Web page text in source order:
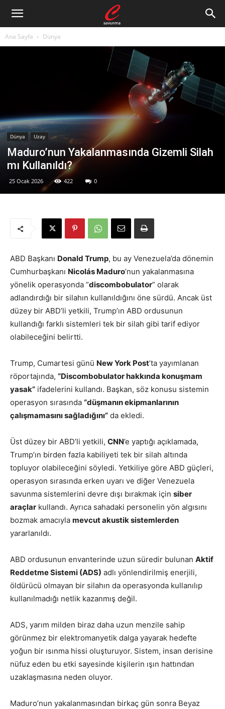
Ana Sayfa Dünya
Dünya Uzay
Maduro’nun Yakalanmasında Gizemli Silah
mı Kullanıldı?
25 Ocak 2026 422 0
ABD Başkanı Donald Trump, bu ay Venezuela’da dönemin
Cumhurbaşkanı Nicolás Maduro’nun yakalanmasına
yönelik operasyonda “discombobulator” olarak
adlandırdığı bir silahın kullanıldığını öne sürdü. Ancak üst
düzey bir ABD’li yetkili, Trump’ın ABD ordusunun
kullandığı farklı sistemleri tek bir silah gibi tarif ediyor
olabileceğini belirtti.
Trump, Cumartesi günü New York Post’ta yayımlanan
röportajında, “Discombobulator hakkında konuşmam
yasak” ifadelerini kullandı. Başkan, söz konusu sistemin
operasyon sırasında “düşmanın ekipmanlarının
çalışmamasını sağladığını” da ekledi.
Üst düzey bir ABD’li yetkili, CNN’e yaptığı açıklamada,
Trump’ın birden fazla kabiliyeti tek bir silah altında
topluyor olabileceğini söyledi. Yetkiliye göre ABD güçleri,
operasyon sırasında erken uyarı ve diğer Venezuela
savunma sistemlerini devre dışı bırakmak için siber
araçlar kullandı. Ayrıca sahadaki personelin yön algısını
bozmak amacıyla mevcut akustik sistemlerden
yararlanıldı.
ABD ordusunun envanterinde uzun süredir bulunan Aktif
Reddetme Sistemi (ADS) adlı yönlendirilmiş enerjili,
öldürücü olmayan bir silahın da operasyonda kullanılıp
kullanılmadığı netlik kazanmış değil.
ADS, yarım milden biraz daha uzun menzile sahip
görünmez bir elektromanyetik dalga yayarak hedefte
yoğun bir ısınma hissi oluşturuyor. Sistem, insan derisine
nüfuz eden bu etki sayesinde kişilerin ışın hattından
uzaklaşmasına neden oluyor.
Maduro’nun yakalanmasından birkaç gün sonra Beyaz